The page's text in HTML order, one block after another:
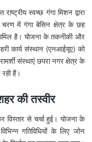
स्वच्छ गंगा मिशन द्वारा
चरण में गंगा बेसिन क्षेत्र के छह
है। योजना के तकनीकी और
कार्य संस्थान (एनआईयूए) को
संस्थाएं छपरा नगर क्षेत्र के
हैं।
की तस्वीर
से चर्चा हुई। योजना के
गतिविधियों के लिए जोन